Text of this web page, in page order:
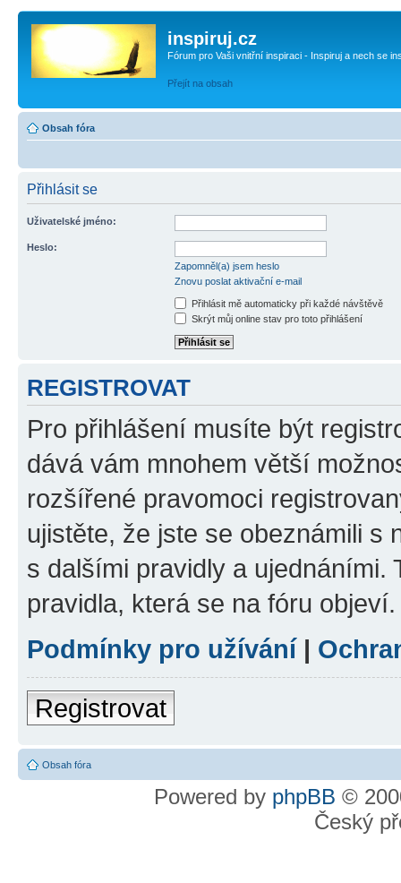
inspiruj.cz
Fórum pro Vaši vnitřní inspiraci - Inspiruj a nech se
Přejít na obsah
Obsah fóra
Přihlásit se
Uživatelské jméno:
Heslo:
Zapomněl(a) jsem heslo
Znovu poslat aktivační e-mail
Přihlásit mě automaticky při každé návštěvě
Skrýt můj online stav pro toto přihlášení
REGISTROVAT
Pro přihlášení musíte být
dává vám mnohem větší
rozšířené pravomoci
ujistěte, že jste se obeznámili s
s dalšími pravidly a ujednáními.
pravidla, která se na fóru objeví.
Podmínky pro užívání|
Registrovat
Obsah fóra
Powered by phpBB ©
Český